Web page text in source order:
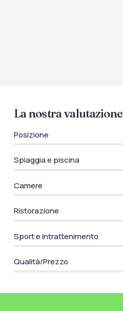
La nostra valutazione
Posizione
Spiaggia e piscina
Camere
Ristorazione
Sport e Intrattenimento
Qualità/Prezzo